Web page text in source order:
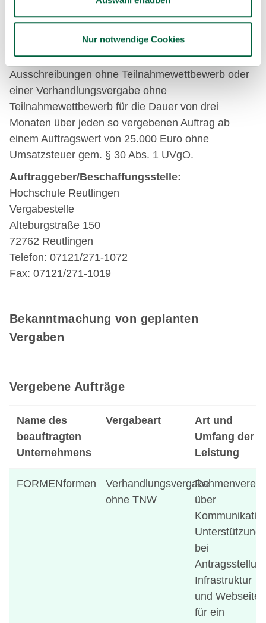
Nur notwendige Cookies
Vergaben sowie vergebene Aufträge der
Hochschule Reutlingen über Liefer- und
Dienstleistungen bei Beschränkten
Ausschreibungen ohne Teilnahmewettbewerb oder
einer Verhandlungsvergabe ohne
Teilnahmewettbewerb für die Dauer von drei
Monaten über jeden so vergebenen Auftrag ab
einem Auftragswert von 25.000 Euro ohne
Umsatzsteuer gem. § 30 Abs. 1 UVgO.
Auftraggeber/Beschaffungsstelle:
Hochschule Reutlingen
Vergabestelle
Alteburgstraße 150
72762 Reutlingen
Telefon: 07121/271-1072
Fax: 07121/271-1019
Bekanntmachung von geplanten
Vergaben
Vergebene Aufträge
Name des
beauftragten
Unternehmens
Vergabeart
Art und
Umfang der
Leistung
FORMENformen
Verhandlungsvergabe
ohne TNW
über
Unterstützung
bei
Infrastruktur
und Webseite
für ein